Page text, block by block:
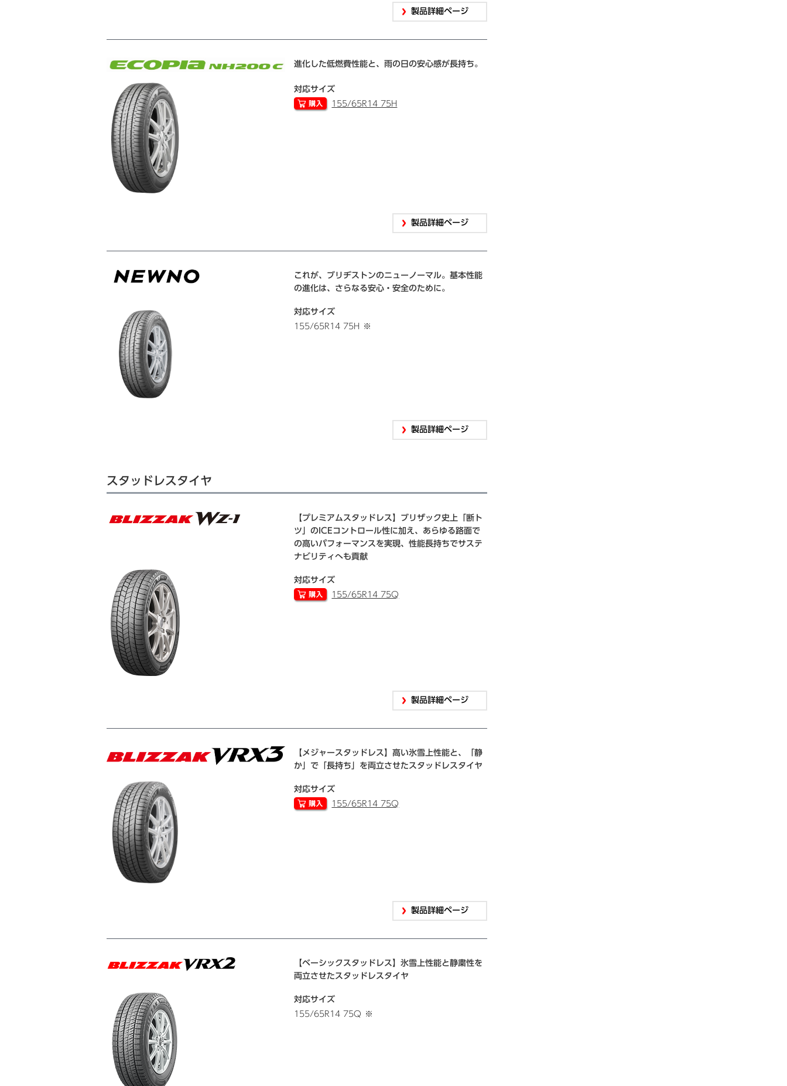
製品詳細ページ
進化した低燃費性能と、雨の日の安心感が長持ち。
対応サイズ
155/65R14 75H
製品詳細ページ
これが、ブリヂストンのニューノーマル。基本性能
の進化は、さらなる安心・安全のために。
対応サイズ
155/65R14 75H
※
製品詳細ページ
スタッドレスタイヤ
【プレミアムスタッドレス】ブリザック史上「断ト
ツ」のICEコントロール性に加え、あらゆる路面で
の高いパフォーマンスを実現、性能長持ちでサステ
ナビリティへも貢献
対応サイズ
155/65R14 75Q
製品詳細ページ
【メジャースタッドレス】高い氷雪上性能と、「静
か」で「長持ち」を両立させたスタッドレスタイヤ
対応サイズ
155/65R14 75Q
製品詳細ページ
【ベーシックスタッドレス】氷雪上性能と静粛性を
両立させたスタッドレスタイヤ
対応サイズ
155/65R14 75Q
※